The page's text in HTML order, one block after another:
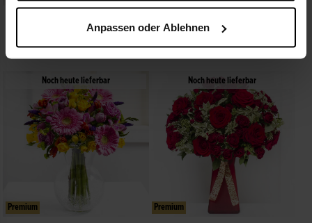
Anpassen oder Ablehnen
ab 60,00 €
ab 72,00 €
Noch heute lieferbar
Premium
Noch heute lieferbar
Premium